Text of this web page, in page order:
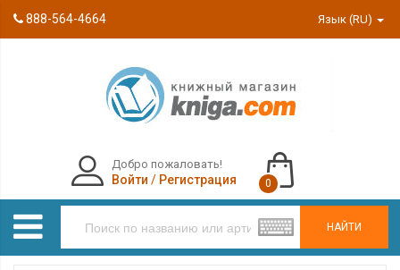
888-564-4664 Язык (RU)
НАЙТИ
Добро пожаловать!
Войти / Регистрация 0